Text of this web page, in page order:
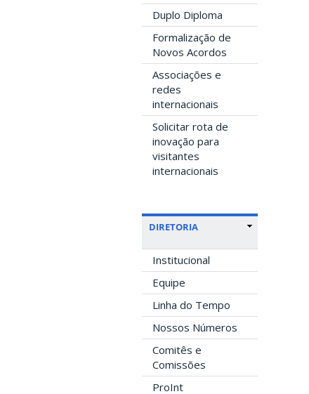
Duplo Diploma
Formalização de
Novos Acordos
Associações e
redes
internacionais
Solicitar rota de
inovação para
visitantes
internacionais
DIRETORIA
Institucional
Equipe
Linha do Tempo
Nossos Números
Comitês e
Comissões
ProInt